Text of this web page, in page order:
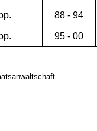
88 - 94
95 - 00